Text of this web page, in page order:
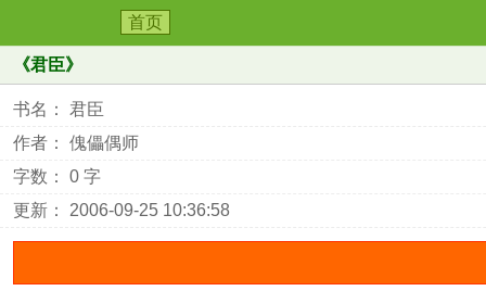
首页
《君臣》
书名： 君臣
作者： 傀儡偶师
字数： 0 字
更新： 2006-09-25 10:36:58